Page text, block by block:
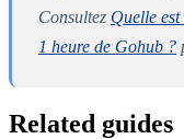
Consultez Quelle
1 heure de Gohub ?
Related guides